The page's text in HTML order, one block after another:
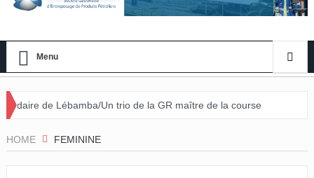
Menu
Un trio de la GR maître de la course
HOME FEMININE